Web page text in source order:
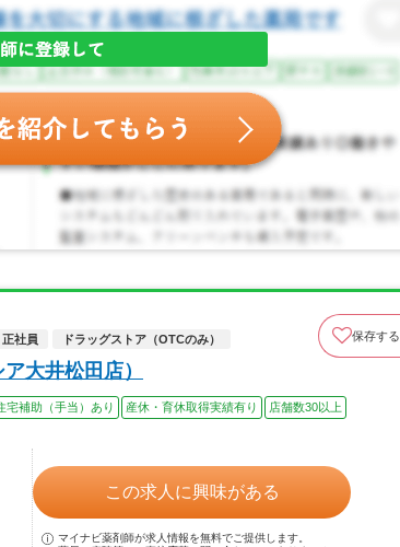
正社員 ドラッグストア（OTCのみ） 保存する
大井松田店）
宅補助（手当）あり 産休・育休取得実績有り
店舗数30以上
この求人に興味がある
マイナビ薬剤師が求人情報を無料でご提供します。